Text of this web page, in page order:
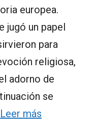
europea.
jugó un papel
para
religiosa,
adorno de
se
Leer más